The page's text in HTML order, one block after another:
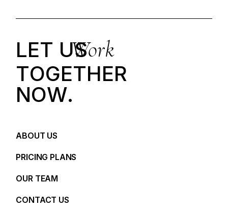
LET USWork
TOGETHER
NOW.
ABOUT US
PRICING PLANS
OUR TEAM
CONTACT US